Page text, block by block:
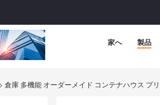
家へ 製品
倉庫 多機能 オーダーメイド コンテナハウス プ